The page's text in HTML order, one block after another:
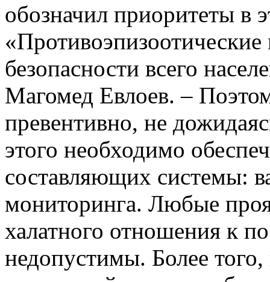
обозначил приоритеты в
безопасности всего
Магомед Евлоев. –
превентивно, не
этого необходимо
составляющих системы:
мониторинга. Любые
халатного отношения к
недопустимы. Более